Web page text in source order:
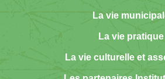
La vie
La vie pratique
La vie culturelle et